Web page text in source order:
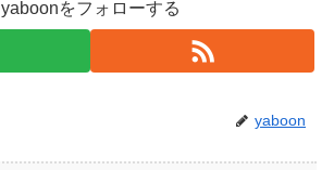
yaboonをフォローする
yaboon